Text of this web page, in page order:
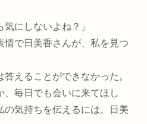
にしないよね？」
で日美香さんが、私を見つ
えることができなかった。
毎日でも会いに来てほし
気持ちを伝えるには、日美